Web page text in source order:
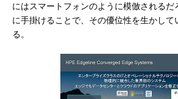
にはスマートフォンのように模倣されるだ
に手掛けることで、その優位性を生かして
る。